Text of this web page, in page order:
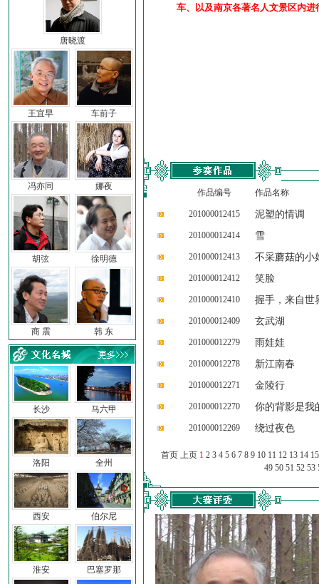
唐晓渡
王宜早 车前子
冯亦同 娜夜
胡弦 徐明德
商 震 韩 东
长沙
洛阳
西安
淮安
马六甲
全州
伯尔尼
巴塞罗那
车、以及南京各著名人文景区内进
作品编号 作品名称
201000012415 泥塑的情调
201000012414 雪
201000012413 不采蘑菇的小
201000012412 笑脸
201000012410 握手，来自世
201000012409 玄武湖
201000012279 雨娃娃
201000012278 新江南春
201000012271 金陵行
201000012270 你的背影是我
201000012269 绕过夜色
首页 上页 1 2 3 4 5 6 7 8 9 10 11 12 13 14 15
49 50 51 52 53